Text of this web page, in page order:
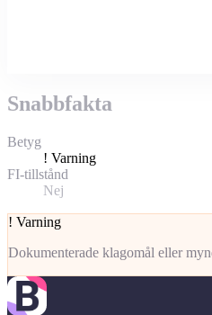
Snabbfakta
Betyg
! Varning
FI-tillstånd
Nej
! Varning
Dokumenterade klagomål eller